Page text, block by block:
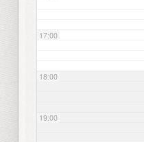
17:00
18:00
19:00